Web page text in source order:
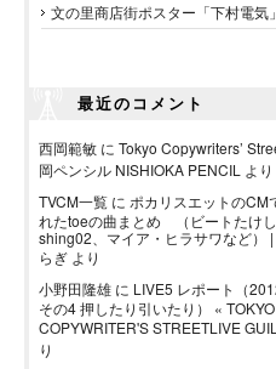
文の里商店街ポスター「下村電気」
最近のコメント
西岡範敏 に Tokyo Copywriters’
岡ペンシル NISHIOKA PENCIL より
TVCM一覧 に ポカリスエットのCM
れたtoeの曲まとめ （ビートたけし
shing02、マイア・ヒラサワなど）
らぎ より
小野田隆雄 に LIVE5 レポート（
その4 押したり引いたり） « TOKYO
COPYWRITER'S STREETLIVE
り